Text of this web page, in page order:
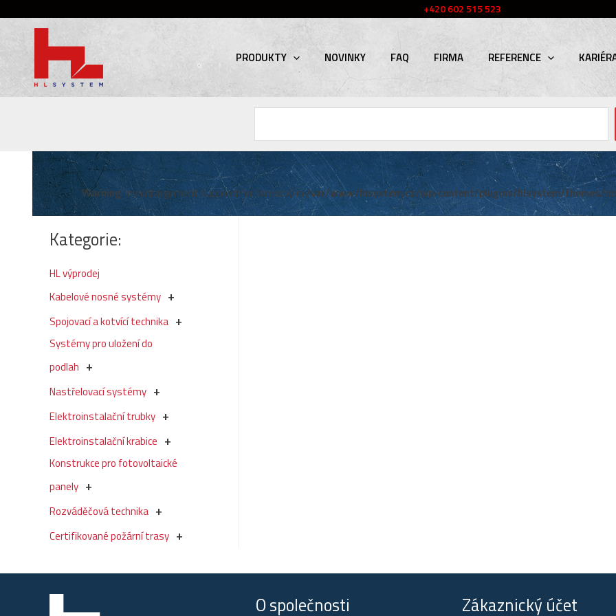
+420 602 515 523
PRODUKTY NOVINKY FAQ FIRMA REFERENCE
Kategorie:
HL výprodej
Kabelové nosné systémy
Spojovací a kotvící technika
Systémy pro uložení do
podlah
Nastřelovací systémy
Elektroinstalační trubky
Elektroinstalační krabice
Konstrukce pro fotovoltaické
panely
Rozváděčová technika
Certifikované požární trasy
Warning: Invalid argument supplied for foreach() in/var/www/hlsystem.cz/wp-content/plugins/hlsystem/themes/
O společnosti Zákaznický účet